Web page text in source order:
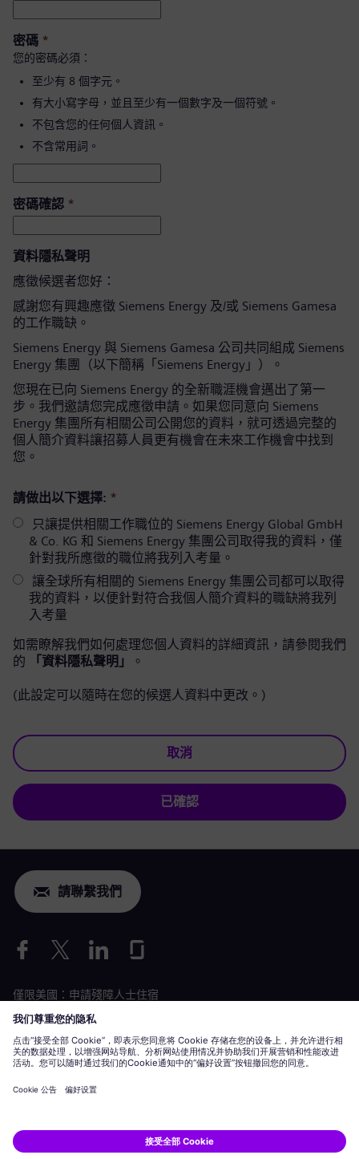
密碼 *
您的密碼必須：
至少有 8 個字元。
有大小寫字母，並且至少有一個數字及一個符號。
不包含您的任何個人資訊。
不含常用詞。
密碼確認 *
資料隱私聲明
應徵候選者您好：
感謝您有興趣應徵 Siemens Energy 及/或 Siemens Gamesa
的工作職缺。
Siemens Energy 與 Siemens Gamesa 公司共同組成 Siemens
Energy 集團（以下簡稱「Siemens Energy」）。
您現在已向 Siemens Energy 的全新職涯機會邁出了第一
步。我們邀請您完成應徵申請。如果您同意向 Siemens
Energy 集團所有相關公司公開您的資料，就可透過完整的
個人簡介資料讓招募人員更有機會在未來工作機會中找到
您。
請做出以下選擇: *
只讓提供相關工作職位的 Siemens Energy Global GmbH
& Co. KG 和 Siemens Energy 集團公司取得我的資料，僅
針對我所應徵的職位將我列入考量。
讓全球所有相關的 Siemens Energy 集團公司都可以取得
我的資料，以便針對符合我個人簡介資料的職缺將我列
入考量
如需瞭解我們如何處理您個人資料的詳細資訊，請參閱我們
的
「資料隱私聲明」 。
(此設定可以隨時在您的候選人資料中更改。)
取消
已確認
請聯繫我們
僅限美國：申請殘障人士住宿
勞動條件申請
Siemens Energy 是 Siemens AG 授權的商標。